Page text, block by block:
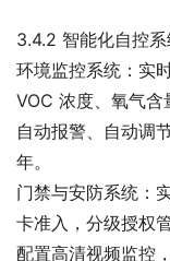
3.4.2 智能化自控
环境监控系统：实
VOC 浓度、氧气
自动报警、自动调
年。
门禁与安防系统：
卡准入，分级授权
配置高清视频监控